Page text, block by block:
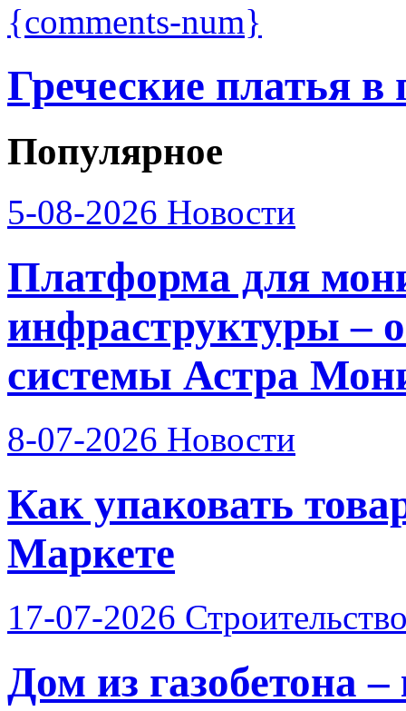
{comments-num}
Греческие платья
Популярное
5-08-2026 Новости
Платформа для
инфраструктуры –
системы Астра
8-07-2026 Новости
Как упаковать
Маркете
17-07-2026
Дом из газобетона